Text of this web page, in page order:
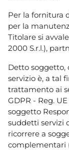
Per la fornitura
per la
Titolare si
2000 S.r.l.),
Detto soggetto,
servizio è, a tal
trattamento ai
GDPR - Reg.
soggetto
suddetti servizi
ricorrere a
complementari